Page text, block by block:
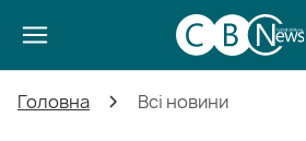
Головна Всі новини